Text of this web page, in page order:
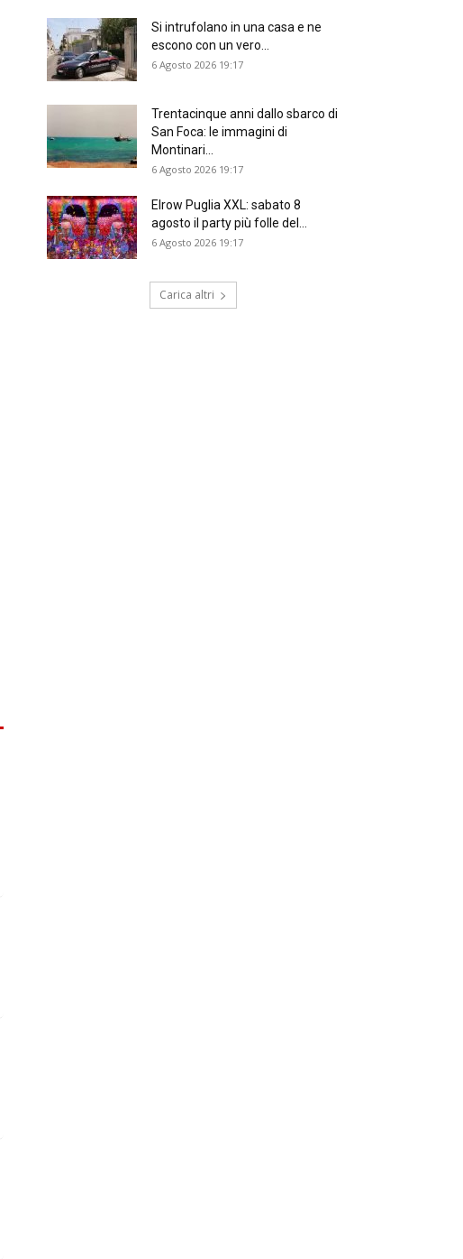
Si intrufolano in una casa e ne
escono con un vero...
6 Agosto 2026 19:17
Trentacinque anni dallo sbarco di
San Foca: le immagini di
Montinari...
6 Agosto 2026 19:17
Elrow Puglia XXL: sabato 8
agosto il party più folle del...
6 Agosto 2026 19:17
Carica altri